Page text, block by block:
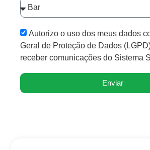
Autorizo o uso dos meus dados
Geral de Proteção de Dados
receber comunicações do Sistema
Enviar